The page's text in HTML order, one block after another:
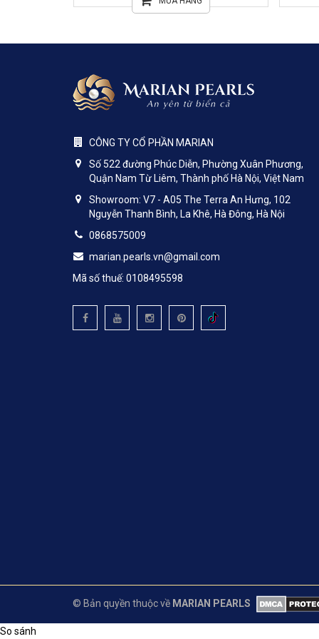
CÔNG TY CỔ PHẦN MARIAN
Số 522 đường Phúc Diễn, Phường Xuân Phương,
Quận Nam Từ Liêm, Thành phố Hà Nội, Việt Nam
Showroom: V7 - A05 The Terra An Hưng, 102
Nguyễn Thanh Bình, La Khê, Hà Đông, Hà Nội
0868575009
marian.pearls.vn@gmail.com
Mã số thuế: 0108495598
© Bản quyền thuộc về MARIAN PEARLS
So sánh